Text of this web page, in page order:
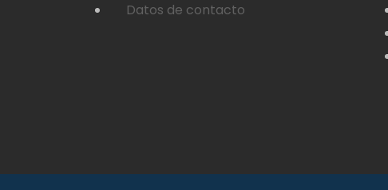
Datos de contacto